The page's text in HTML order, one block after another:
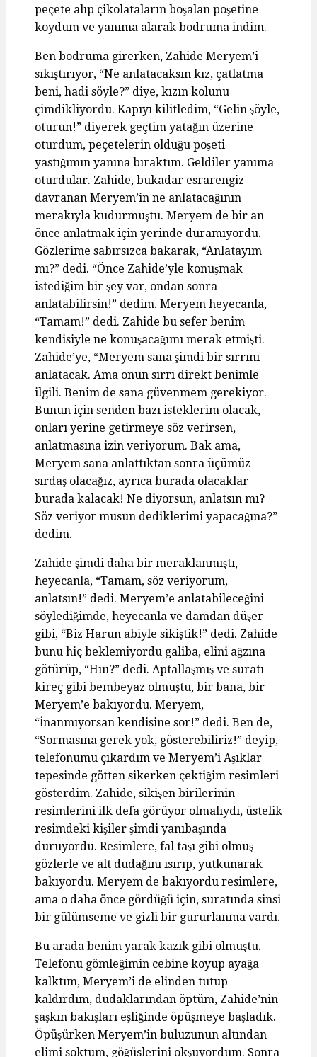
peçete alıp çikolataların boşalan poşetine
koydum ve yanıma alarak bodruma indim.
Ben bodruma girerken, Zahide Meryem’i
sıkıştırıyor, “Ne anlatacaksın kız, çatlatma
beni, hadi söyle?” diye, kızın kolunu
çimdikliyordu. Kapıyı kilitledim, “Gelin şöyle,
oturun!” diyerek geçtim yatağın üzerine
oturdum, peçetelerin olduğu poşeti
yastığımın yanına bıraktım. Geldiler yanıma
oturdular. Zahide, bukadar esrarengiz
davranan Meryem’in ne anlatacağının
merakıyla kudurmuştu. Meryem de bir an
önce anlatmak için yerinde duramıyordu.
Gözlerime sabırsızca bakarak, “Anlatayım
mı?” dedi. “Önce Zahide’yle konuşmak
istediğim bir şey var, ondan sonra
anlatabilirsin!” dedim. Meryem heyecanla,
“Tamam!” dedi. Zahide bu sefer benim
kendisiyle ne konuşacağımı merak etmişti.
Zahide’ye, “Meryem sana şimdi bir sırrını
anlatacak. Ama onun sırrı direkt benimle
ilgili. Benim de sana güvenmem gerekiyor.
Bunun için senden bazı isteklerim olacak,
onları yerine getirmeye söz verirsen,
anlatmasına izin veriyorum. Bak ama,
Meryem sana anlattıktan sonra üçümüz
sırdaş olacağız, ayrıca burada olacaklar
burada kalacak! Ne diyorsun, anlatsın mı?
Söz veriyor musun dediklerimi yapacağına?”
dedim.
Zahide şimdi daha bir meraklanmıştı,
heyecanla, “Tamam, söz veriyorum,
anlatsın!” dedi. Meryem’e anlatabileceğini
söylediğimde, heyecanla ve damdan düşer
gibi, “Biz Harun abiyle sikiştik!” dedi. Zahide
bunu hiç beklemiyordu galiba, elini ağzına
götürüp, “Hııı?” dedi. Aptallaşmış ve suratı
kireç gibi bembeyaz olmuştu, bir bana, bir
Meryem’e bakıyordu. Meryem,
“İnanmıyorsan kendisine sor!” dedi. Ben de,
“Sormasına gerek yok, gösterebiliriz!” deyip,
telefonumu çıkardım ve Meryem’i Aşıklar
tepesinde götten sikerken çektiğim resimleri
gösterdim. Zahide, sikişen birilerinin
resimlerini ilk defa görüyor olmalıydı, üstelik
resimdeki kişiler şimdi yanıbaşında
duruyordu. Resimlere, fal taşı gibi olmuş
gözlerle ve alt dudağını ısırıp, yutkunarak
bakıyordu. Meryem de bakıyordu resimlere,
ama o daha önce gördüğü için, suratında sinsi
bir gülümseme ve gizli bir gururlanma vardı.
Bu arada benim yarak kazık gibi olmuştu.
Telefonu gömleğimin cebine koyup ayağa
kalktım, Meryem’i de elinden tutup
kaldırdım, dudaklarından öptüm, Zahide’nin
şaşkın bakışları eşliğinde öpüşmeye başladık.
Öpüşürken Meryem’in buluzunun altından
elimi soktum, göğüslerini okşuyordum. Sonra